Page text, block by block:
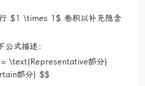
$1 \times 1$ 卷积以补充隐含
式描述：
\text{Representative部分}
部分} $$